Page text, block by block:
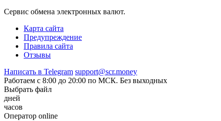
Сервис обмена электронных валют.
Карта сайта
Предупреждение
Правила сайта
Отзывы
Написать в Telegram support@scr.money
Работаем с 8:00 до 20:00 по МСК. Без выходных
Выбрать файл
дней
часов
Оператор online